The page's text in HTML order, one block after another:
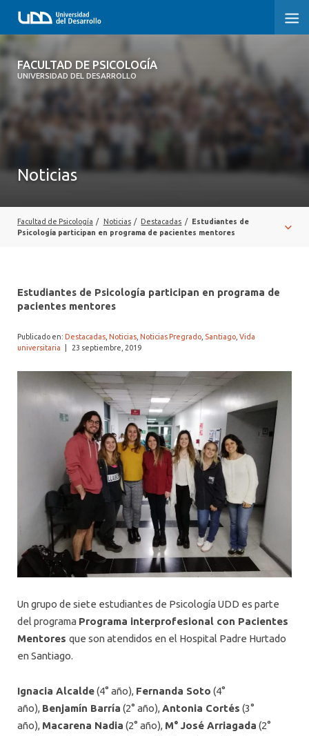
FACULTAD DE PSICOLOGÍA
UNIVERSIDAD DEL DESARROLLO
FACULTAD DE PSICOLOGÍA
POSTGRADOS Y EDUCACIÓN CONTINUA
ALUMNI PSICOLOGÍA UDD
SERVICIO DE PSICOLOGÍA INTEGRAL
Noticias
Facultad de Psicología / Noticias / Destacadas /
Estudiantes de
Psicología participan en programa de pacientes mentores
Estudiantes de Psicología participan en programa de
pacientes mentores
Publicado en: Destacadas Noticias Noticias Pregrado Santiago Vida
universitaria
23 septiembre, 2019
Un grupo de siete estudiantes de Psicología UDD es parte
del programa Programa interprofesional con Pacientes
Mentores que son atendidos en el Hospital Padre Hurtado
en Santiago.
Ignacia Alcalde(4° año), Fernanda Soto (4°
año), Benjamín Barría (2° año), Antonia Cortés (3°
año), Macarena Nadia (2° año), M° José Arriagada (2°